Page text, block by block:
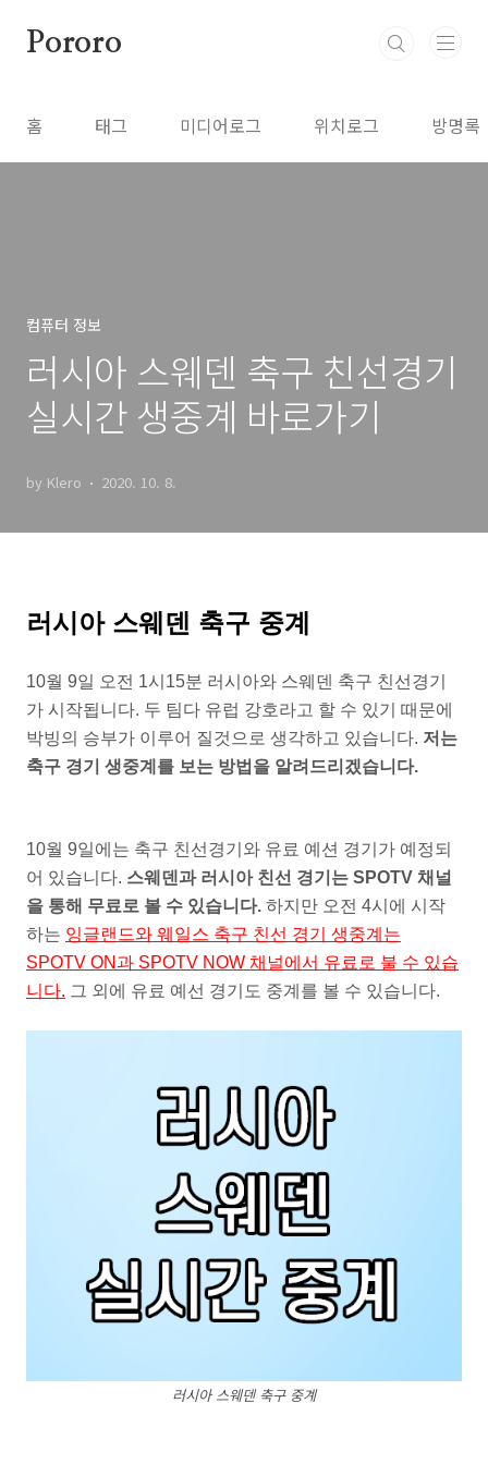
Pororo
홈 태그 미디어로그 위치로그 방명록
컴퓨터 정보
러시아 스웨덴 축구 친선경기
실시간 생중계 바로가기
by Klero 2020. 10. 8.
러시아 스웨덴 축구 중계
10월 9일 오전 1시15분 러시아와 스웨덴 축구 친선경기
가 시작됩니다. 두 팀다 유럽 강호라고 할 수 있기 때문에
박빙의 승부가 이루어 질것으로 생각하고 있습니다. 저는
축구 경기 생중계를 보는 방법을 알려드리겠습니다.
10월 9일에는 축구 친선경기와 유료 예션 경기가 예정되
어 있습니다. 스웨덴과 러시아 친선 경기는 SPOTV 채널
을 통해 무료로 볼 수 있습니다. 하지만 오전 4시에 시작
하는 잉글랜드와 웨일스 축구 친선 경기 생중계는
SPOTV ON과 SPOTV NOW 채널에서 유료로 불 수 있습
니다. 그 외에 유료 예선 경기도 중계를 볼 수 있습니다.
러시아 스웨덴 축구 중계